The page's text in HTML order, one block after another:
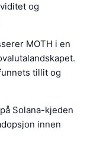
og
MOTH i en
tillit og
Solana-kjeden
innen